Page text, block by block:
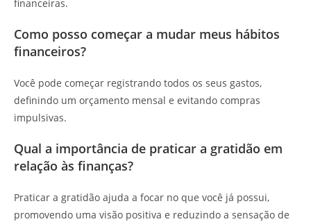
financeiras.
Como posso começar a mudar meus hábitos
financeiros?
Você pode começar registrando todos os seus gastos,
definindo um orçamento mensal e evitando compras
impulsivas.
Qual a importância de praticar a gratidão em
relação às finanças?
Praticar a gratidão ajuda a focar no que você já possui,
promovendo uma visão positiva e reduzindo a sensação de